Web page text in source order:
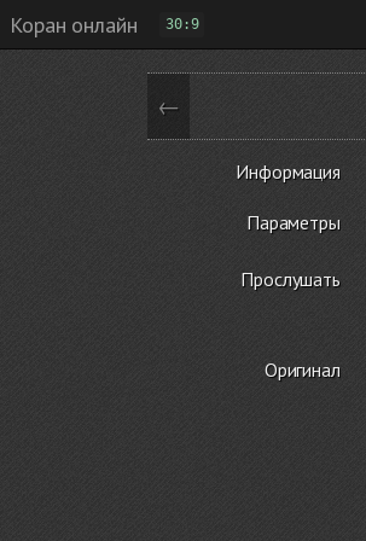
Коран онлайн 30:9
←
Информация
Параметры
Прослушать
Оригинал